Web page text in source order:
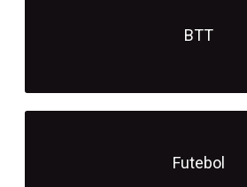
BTT
Futebol